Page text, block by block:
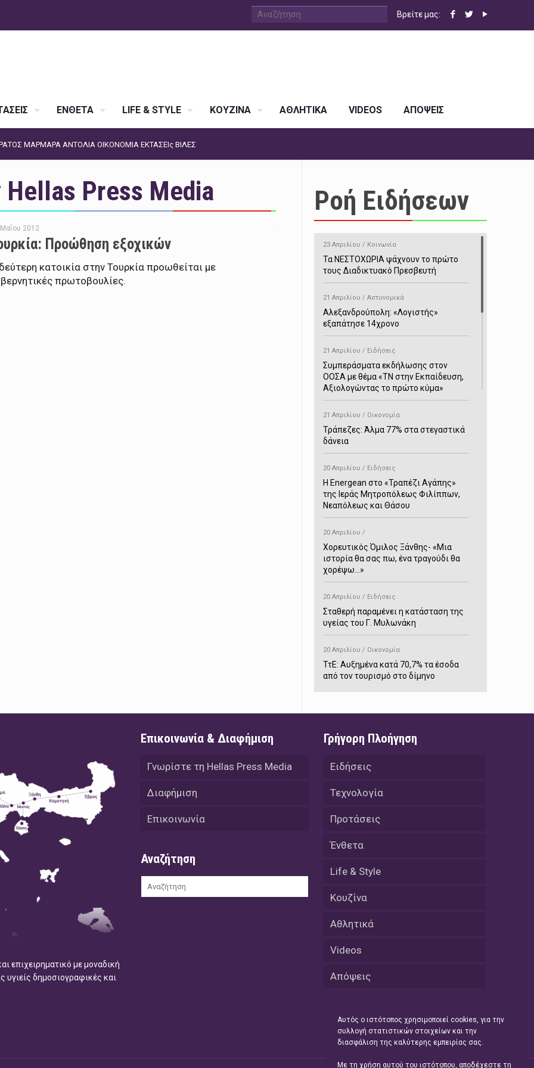
Βρείτε μας:
ΕΝΘΕΤΑ LIFE & STYLE ΚΟΥΖΙΝΑ ΑΘΛΗΤΙΚΑ VIDEOS ΑΠΟΨΕΙΣ
ΜΑΡΜΑΡΑ ΑΝΤΟΛΙΑ ΟΙΚΟΝΟΜΙΑ ΕΚΤΑΣΕΙς ΒΙΛΕΣ
Press Media
2012
Προώθηση εξοχικών
κατοικία στην Τουρκία προωθείται με
πρωτοβουλίες.
Ροή Ειδήσεων
23 Απριλίου / Κοινωνία
Τα ΝΕΣΤΟΧΩΡΙΑ ψάχνουν το πρώτο
τους Διαδικτυακό Πρεσβευτή
21 Απριλίου / Αστυνομικά
Αλεξανδρούπολη: «Λογιστής»
εξαπάτησε 14χρονο
21 Απριλίου / Ειδήσεις
Συμπεράσματα εκδήλωσης στον
ΟΟΣΑ με θέμα «ΤΝ στην Εκπαίδευση,
Αξιολογώντας το πρώτο κύμα»
21 Απριλίου / Οικονομία
Τράπεζες: Άλμα 77% στα στεγαστικά
δάνεια
20 Απριλίου / Ειδήσεις
H Energean στο «Τραπέζι Αγάπης»
της Ιεράς Μητροπόλεως Φιλίππων,
Νεαπόλεως και Θάσου
20 Απριλίου /
Χορευτικός Όμιλος Ξάνθης- «Mια
ιστορία θα σας πω, ένα τραγούδι θα
χορέψω…»
20 Απριλίου / Ειδήσεις
Σταθερή παραμένει η κατάσταση της
υγείας του Γ. Μυλωνάκη
20 Απριλίου / Οικονομία
ΤτΕ: Αυξημένα κατά 70,7% τα έσοδα
από τον τουρισμό στο δίμηνο
20 Απριλίου / Αστυνομικά
πιστολιού κρότου – αερίου
20 Απριλίου / Κόσμος
Δεύτερο τσουνάμι ύψους 80
Παρουσίαση του Κοινού
Σπουδών «Evolutionary Medicine» από
20 Απριλίου / Οικονομία
δείκτης κύκλου εργασιών στη
βιομηχανία τον Φεβρουάριο εφέτος
«εκμεταλλεύτηκε» την κληρονομιά
των Παγετώνων
επιχειρηματικό με μοναδική
υγιείς δημοσιογραφικές και
Επικοινωνία & Διαφήμιση
Γνωρίστε τη Hellas Press Media
Διαφήμιση
Επικοινωνία
Αναζήτηση
Γρήγορη Πλοήγηση
Ειδήσεις
Τεχνολογία
Προτάσεις
Ένθετα
Life & Style
Κουζίνα
Αθλητικά
Videos
Απόψεις
Αυτός ο ιστότοπος χρησιμοποιεί cookies, για την
συλλογή στατιστικών στοιχείων και την
διασφάλιση της καλύτερης εμπειρίας σας.
Με τη χρήση αυτού του ιστότοπου, αποδέχεστε τη